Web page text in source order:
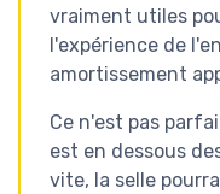
vraiment utiles
l'expérience de
amortissement
Ce n'est pas
est en dessous
vite, la selle